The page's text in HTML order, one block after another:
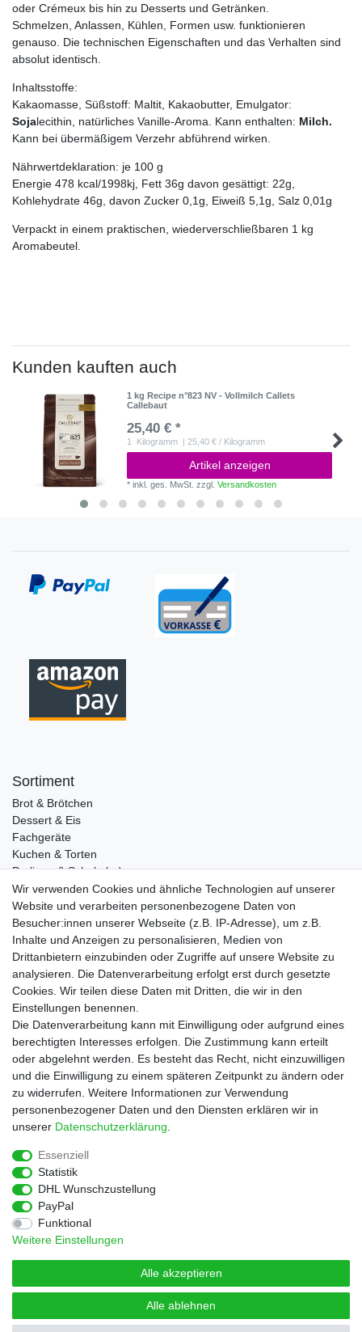
oder Crémeux bis hin zu Desserts und Getränken.
Schmelzen, Anlassen, Kühlen, Formen usw. funktionieren
genauso. Die technischen Eigenschaften und das Verhalten sind
absolut identisch.
Inhaltsstoffe:
Kakaomasse, Süßstoff: Maltit, Kakaobutter, Emulgator:
Sojalecithin, natürliches Vanille-Aroma. Kann enthalten: Milch.
Kann bei übermäßigem Verzehr abführend wirken.
Nährwertdeklaration: je 100 g
Energie 478 kcal/1998kj, Fett 36g davon gesättigt: 22g,
Kohlehydrate 46g, davon Zucker 0,1g, Eiweiß 5,1g, Salz 0,01g
Verpackt in einem praktischen, wiederverschließbaren 1 kg
Aromabeutel.
Kunden kauften auch
1 kg Recipe n°823 NV - Vollmilch Callets
Callebaut
25,40 € *
1 Kilogramm | 25,40 € / Kilogramm
Artikel anzeigen
*inkl. ges. MwSt. zzgl.Versandkosten
Sortiment
Brot & Brötchen
Dessert & Eis
Fachgeräte
Kuchen & Torten
Pralinen & Schokolade
Lebensmittel
Gutscheine
Informationen
Zahlungsarten
Versandkosten
Service
Rezepte
Newsletter
Blog
Choco Patiss
|
Wir verwenden Cookies und ähnliche Technologien auf unserer
Website und verarbeiten personenbezogene Daten von
Besucher:innen unserer Webseite (z.B. IP-Adresse), um z.B.
Inhalte und Anzeigen zu personalisieren, Medien von
Drittanbietern einzubinden oder Zugriffe auf unsere Website zu
analysieren. Die Datenverarbeitung erfolgt erst durch gesetzte
Cookies. Wir teilen diese Daten mit Dritten, die wir in den
Einstellungen benennen.
Die Datenverarbeitung kann mit Einwilligung oder aufgrund eines
berechtigten Interesses erfolgen. Die Zustimmung kann erteilt
oder abgelehnt werden. Es besteht das Recht, nicht einzuwilligen
und die Einwilligung zu einem späteren Zeitpunkt zu ändern oder
zu widerrufen. Weitere Informationen zur Verwendung
personenbezogener Daten und den Diensten erklären wir in
unserer Daten­schutz­erklärung
Essenziell
Statistik
DHL Wunschzustellung
PayPal
Funktional
Weitere Einstellungen
Alle akzeptieren
Alle ablehnen